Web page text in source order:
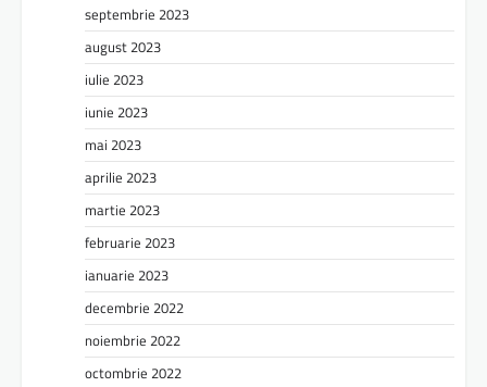
septembrie 2023
august 2023
iulie 2023
iunie 2023
mai 2023
aprilie 2023
martie 2023
februarie 2023
ianuarie 2023
decembrie 2022
noiembrie 2022
octombrie 2022